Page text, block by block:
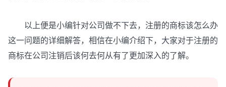
以上便是小编针对公司做不下去，注册的商标该怎么办
这一问题的详细解答，相信在小编介绍下，大家对于注册的
商标在公司注销后该何去何从有了更加深入的了解。